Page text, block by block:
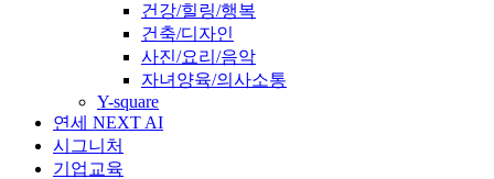
건강/힐링/행복
건축/디자인
사진/요리/음악
자녀양육/의사소통
Y-square
연세 NEXT AI
시그니처
기업교육